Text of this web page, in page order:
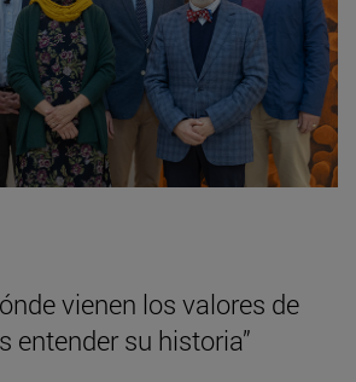
vienen los valores de
entender su historia”